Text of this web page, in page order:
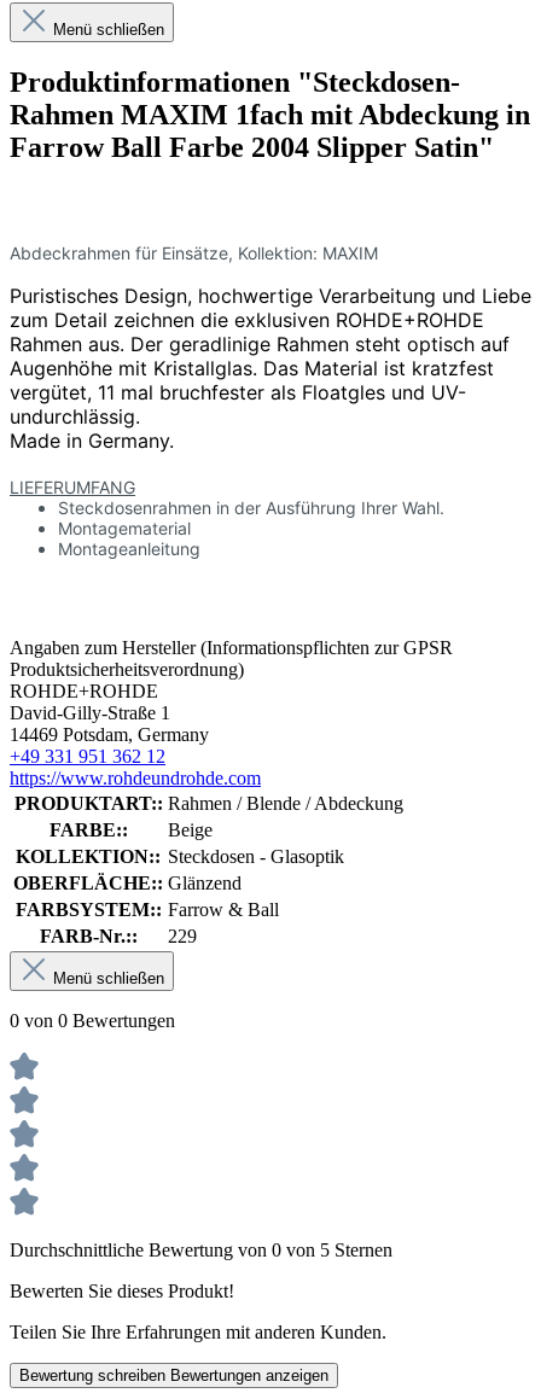
Menü schließen
Produktinformationen "Steckdosen-
Rahmen MAXIM 1fach mit Abdeckung in
Farrow Ball Farbe 2004 Slipper Satin"
Abdeckrahmen für Einsätze, Kollektion: MAXIM
Puristisches Design, hochwertige Verarbeitung und Liebe
zum Detail zeichnen die exklusiven ROHDE+ROHDE
Rahmen aus. Der geradlinige Rahmen steht optisch auf
Augenhöhe mit Kristallglas. Das Material ist kratzfest
vergütet, 11 mal bruchfester als Floatgles und UV-
undurchlässig.
Made in Germany.
LIEFERUMFANG
Steckdosenrahmen in der Ausführung Ihrer Wahl.
Montagematerial
Montageanleitung
Angaben zum Hersteller (Informationspflichten zur GPSR
Produktsicherheitsverordnung)
ROHDE+ROHDE
David-Gilly-Straße 1
14469 Potsdam, Germany
+49 331 951 362 12
https://www.rohdeundrohde.com
PRODUKTART:: Rahmen / Blende / Abdeckung
FARBE::
Beige
KOLLEKTION:: Steckdosen - Glasoptik
OBERFLÄCHE:: Glänzend
FARBSYSTEM:: Farrow & Ball
FARB-Nr.::
229
Menü schließen
0 von 0 Bewertungen
Durchschnittliche Bewertung von 0 von 5 Sternen
Bewerten Sie dieses Produkt!
Teilen Sie Ihre Erfahrungen mit anderen Kunden.
Bewertung schreiben Bewertungen anzeigen